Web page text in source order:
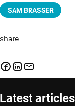
SAM BRASSER
share
Latest articles